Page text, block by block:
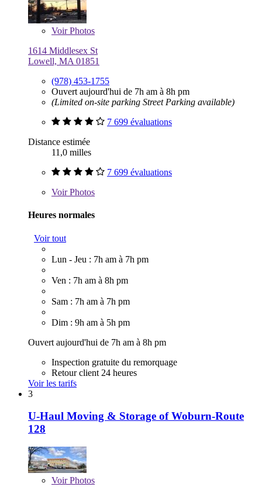
VoirPhotos
1614 Middlesex St
Lowell, MA 01851
(978) 453-1755
Ouvert aujourd'hui de 7h am à 8h pm
(Limited on-site parking Street Parking available)
7 699 évaluations
Distance estimée
11,0 milles
7 699 évaluations
VoirPhotos
Heures normales
Voir tout
Lun - Jeu : 7h am à 7h pm
Ven : 7h am à 8h pm
Sam : 7h am à 7h pm
Dim : 9h am à 5h pm
Ouvert aujourd'hui de 7h am à 8h pm
Inspection gratuite du remorquage
Retour client 24 heures
Voir les tarifs
3
U-Haul Moving & Storage of Woburn-Route
128
VoirPhotos